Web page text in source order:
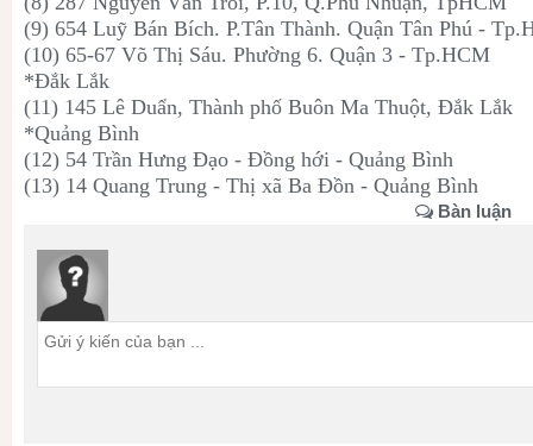
(9) 654 Luỹ Bán Bích. P.Tân Thành. Quận Tân Phú -
(10) 65-67 Võ Thị Sáu. Phường 6. Quận 3 - Tp.HCM
*Đắk Lắk
(11) 145 Lê Duẩn, Thành phố Buôn Ma Thuột, Đắk Lắk
*Quảng Bình
(12) 54 Trần Hưng Đạo - Đồng hới - Quảng Bình
(13) 14 Quang Trung - Thị xã Ba Đồn - Quảng Bình
Bàn luận